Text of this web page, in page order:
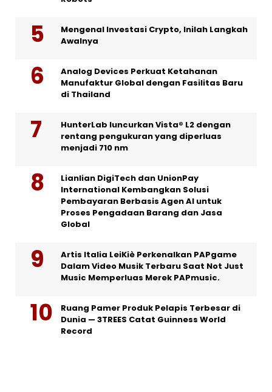
Mengenal Investasi Crypto, Inilah Langkah
Awalnya
Analog Devices Perkuat Ketahanan
Manufaktur Global dengan Fasilitas Baru
di Thailand
HunterLab luncurkan Vista® L2 dengan
rentang pengukuran yang diperluas
menjadi 710 nm
Lianlian DigiTech dan UnionPay
International Kembangkan Solusi
Pembayaran Berbasis Agen AI untuk
Proses Pengadaan Barang dan Jasa
Global
Artis Italia LeiKiè Perkenalkan PAPgame
Dalam Video Musik Terbaru Saat Not Just
Music Memperluas Merek PAPmusic.
Ruang Pamer Produk Pelapis Terbesar di
Dunia — 3TREES Catat Guinness World
Record